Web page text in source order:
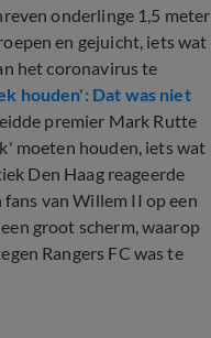
onderlinge 1,5 meter
en gejuicht, iets wat
het coronavirus te
houden': Dat was niet
premier Mark Rutte
moeten houden, iets wat
Den Haag reageerde
van Willem II op een
groot scherm, waarop
Rangers FC was te